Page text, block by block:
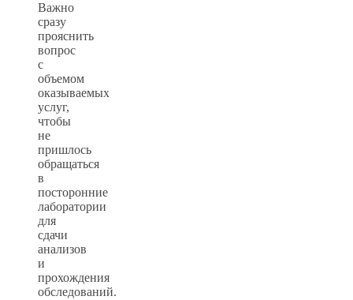
Важно
сразу
прояснить
вопрос
с
объемом
оказываемых
услуг,
чтобы
не
пришлось
обращаться
в
посторонние
лаборатории
для
сдачи
анализов
и
прохождения
обследований.